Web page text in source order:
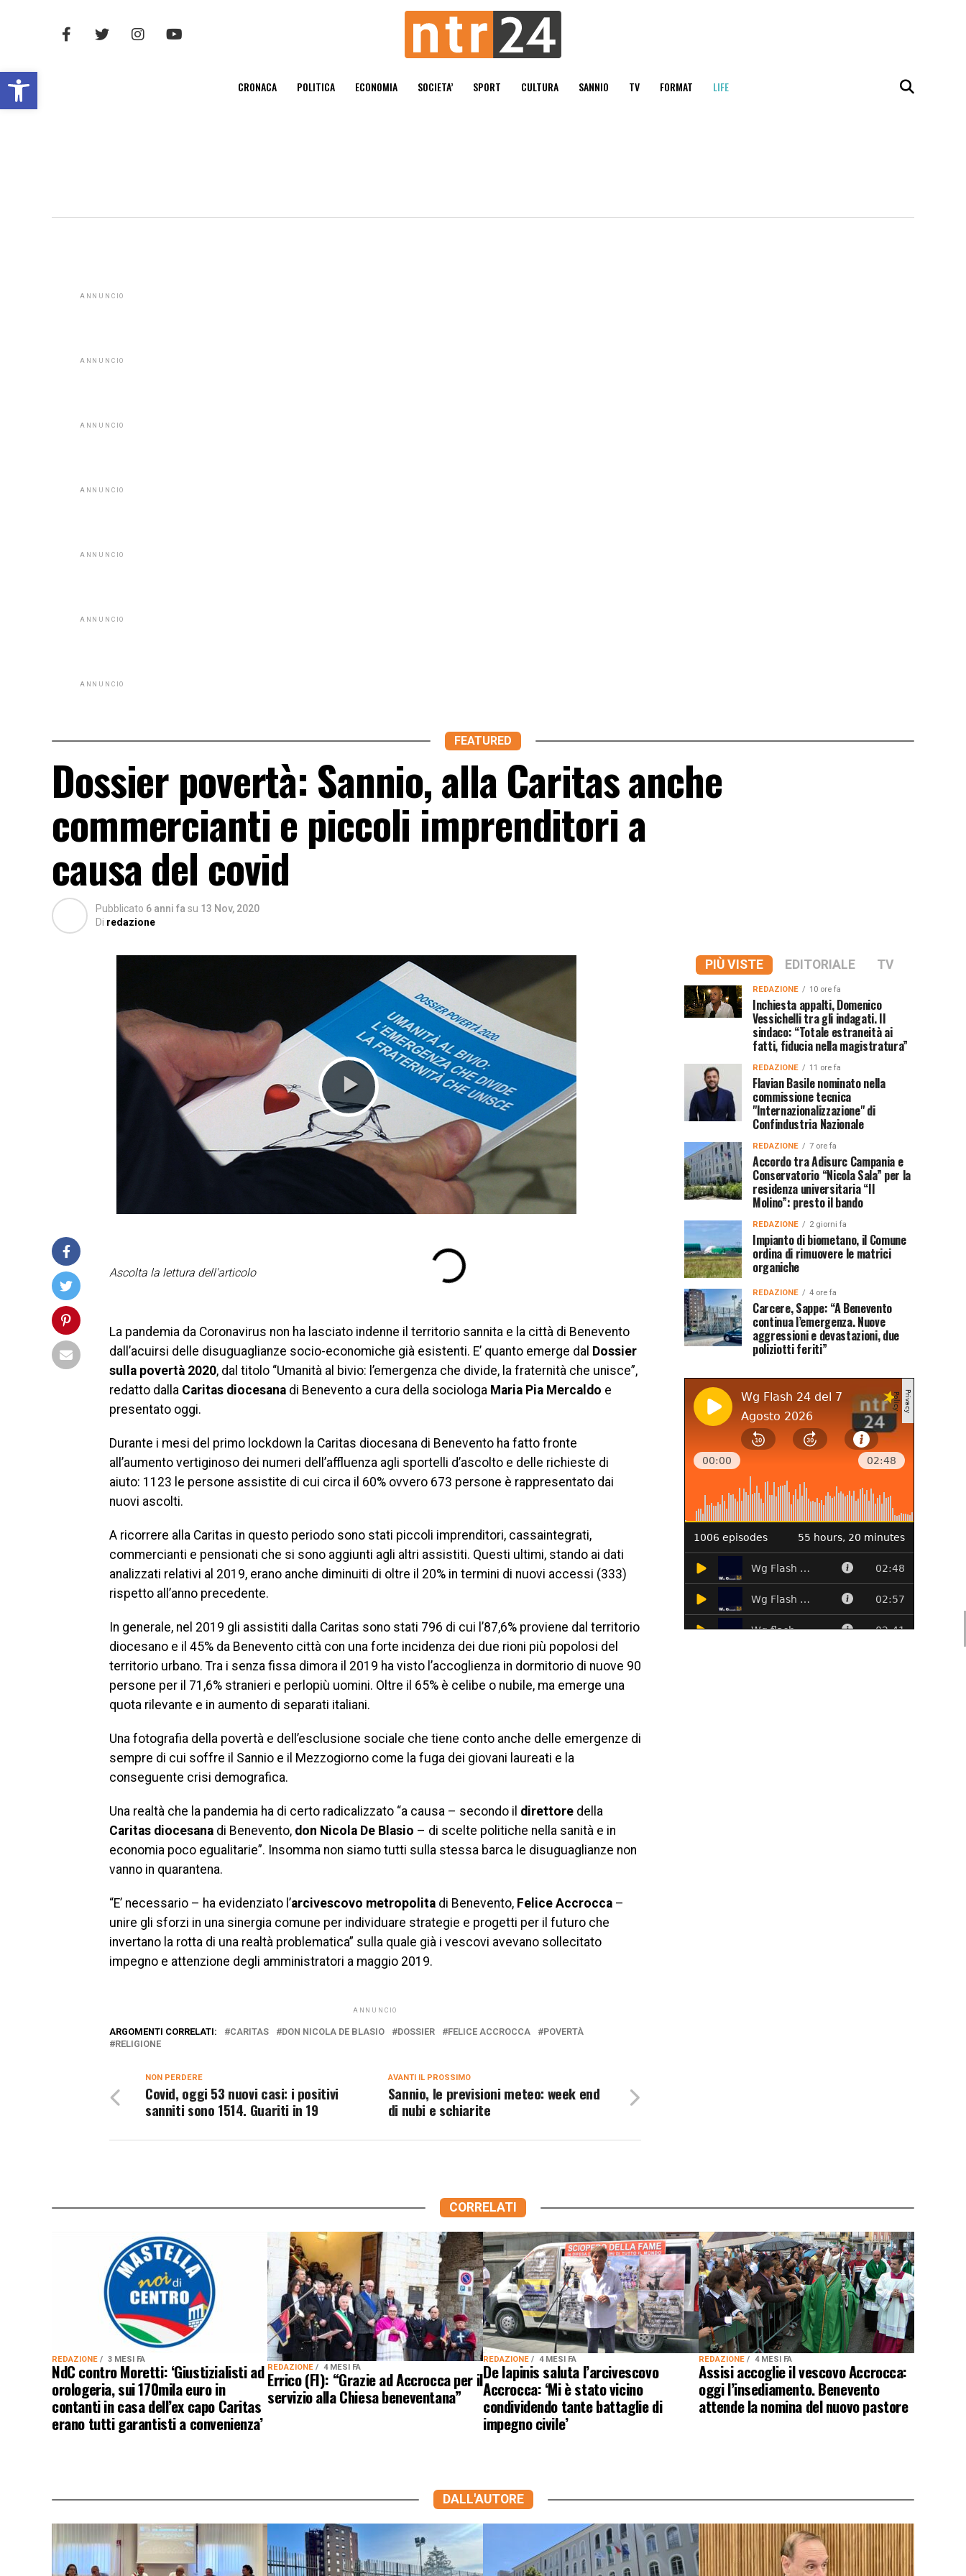
Open toolbar CRONACA POLITICA ECONOMIA SOCIETA’ SPORT CULTURA SANNIO TV FORMAT LIFE
ANNUNCIO
ANNUNCIO
ANNUNCIO
ANNUNCIO
ANNUNCIO
ANNUNCIO
ANNUNCIO
FEATURED
Dossier povertà: Sannio, alla Caritas anche
commercianti e piccoli imprenditori a
causa del covid
Pubblicato 6 anni fa su 13 Nov, 2020
Di redazione
Ascolta la lettura dell'articolo
La pandemia da Coronavirus non ha lasciato indenne il territorio sannita e la città di Benevento
dall’acuirsi delle disuguaglianze socio-economiche già esistenti. E’ quanto emerge dal Dossier
sulla povertà 2020, dal titolo “Umanità al bivio: l’emergenza che divide, la fraternità che unisce”,
redatto dalla Caritas diocesana di Benevento a cura della sociologa Maria Pia Mercaldo e
presentato oggi.
Durante i mesi del primo lockdown la Caritas diocesana di Benevento ha fatto fronte
all’aumento vertiginoso dei numeri dell’affluenza agli sportelli d’ascolto e delle richieste di
aiuto: 1123 le persone assistite di cui circa il 60% ovvero 673 persone è rappresentato dai
nuovi ascolti.
A ricorrere alla Caritas in questo periodo sono stati piccoli imprenditori, cassaintegrati,
commercianti e pensionati che si sono aggiunti agli altri assistiti. Questi ultimi, stando ai dati
analizzati relativi al 2019, erano anche diminuiti di oltre il 20% in termini di nuovi accessi (333)
rispetto all’anno precedente.
In generale, nel 2019 gli assistiti dalla Caritas sono stati 796 di cui l’87,6% proviene dal territorio
diocesano e il 45% da Benevento città con una forte incidenza dei due rioni più popolosi del
territorio urbano. Tra i senza fissa dimora il 2019 ha visto l’accoglienza in dormitorio di nuove 90
persone per il 71,6% stranieri e perlopiù uomini. Oltre il 65% è celibe o nubile, ma emerge una
quota rilevante e in aumento di separati italiani.
Una fotografia della povertà e dell’esclusione sociale che tiene conto anche delle emergenze di
sempre di cui soffre il Sannio e il Mezzogiorno come la fuga dei giovani laureati e la
conseguente crisi demografica.
Una realtà che la pandemia ha di certo radicalizzato “a causa – secondo il direttore della
Caritas diocesana di Benevento, don Nicola De Blasio – di scelte politiche nella sanità e in
economia poco egualitarie”. Insomma non siamo tutti sulla stessa barca le disuguaglianze non
vanno in quarantena.
“E’ necessario – ha evidenziato l’arcivescovo metropolita di Benevento, Felice Accrocca –
unire gli sforzi in una sinergia comune per individuare strategie e progetti per il futuro che
invertano la rotta di una realtà problematica” sulla quale già i vescovi avevano sollecitato
impegno e attenzione degli amministratori a maggio 2019.
ANNUNCIO
ARGOMENTI CORRELATI: CARITAS DON NICOLA DE BLASIO DOSSIER FELICE ACCROCCA
POVERTÀ
RELIGIONE
AVANTI IL ​​PROSSIMO
Sannio, le previsioni meteo: week end
di nubi e schiarite
NON PERDERE
Covid, oggi 53 nuovi casi: i positivi
sanniti sono 1514. Guariti in 19
PIÙ VISTE EDITORIALE TV
REDAZIONE 10 ore fa
Inchiesta appalti, Domenico
Vessichelli tra gli indagati. Il
sindaco: “Totale estraneità ai
fatti, fiducia nella magistratura”
REDAZIONE 11 ore fa
Flavian Basile nominato nella
commissione tecnica
"Internazionalizzazione" di
Confindustria Nazionale
REDAZIONE 7 ore fa
Accordo tra Adisurc Campania e
Conservatorio “Nicola Sala” per la
residenza universitaria “Il
Molino”: presto il bando
REDAZIONE 2 giorni fa
Impianto di biometano, il Comune
ordina di rimuovere le matrici
organiche
REDAZIONE 4 ore fa
Carcere, Sappe: “A Benevento
continua l’emergenza. Nuove
aggressioni e devastazioni, due
poliziotti feriti”
CORRELATI
REDAZIONE 3 MESI FA
NdC contro Moretti: ‘Giustizialisti ad
orologeria, sui 170mila euro in
contanti in casa dell’ex capo Caritas
erano tutti garantisti a convenienza’
REDAZIONE 4 MESI FA
Errico (FI): “Grazie ad Accrocca per il
servizio alla Chiesa beneventana”
REDAZIONE 4 MESI FA
De Iapinis saluta l’arcivescovo
Accrocca: ‘Mi è stato vicino
condividendo tante battaglie di
impegno civile’
REDAZIONE 4 MESI FA
Assisi accoglie il vescovo Accrocca:
oggi l’insediamento. Benevento
attende la nomina del nuovo pastore
DALL'AUTORE